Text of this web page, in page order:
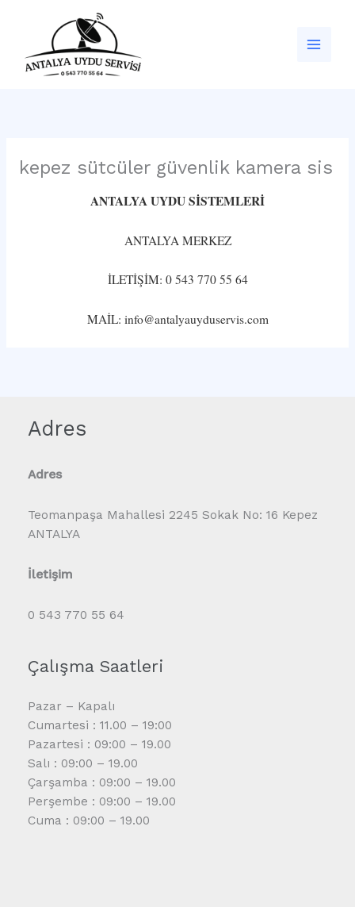
kepez sütcüler güvenlik kamera sis
ANTALYA UYDU SİSTEMLERİ
ANTALYA MERKEZ
İLETİŞİM: 0 543 770 55 64
MAİL: info@antalyauyduservis.com
Adres
Adres
Teomanpaşa Mahallesi 2245 Sokak No: 16 Kepez
ANTALYA
İletişim
0 543 770 55 64
Çalışma Saatleri
Pazar – Kapalı
Cumartesi : 11.00 – 19:00
Pazartesi : 09:00 – 19.00
Salı : 09:00 – 19.00
Çarşamba : 09:00 – 19.00
Perşembe : 09:00 – 19.00
Cuma : 09:00 – 19.00